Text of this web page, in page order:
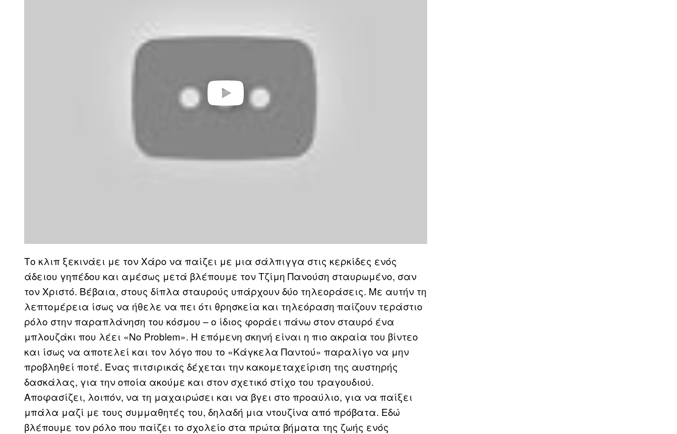
Το κλιπ ξεκινάει με τον Χάρο να παίζει με μια σάλπιγγα στις κερκίδες ενός
άδειου γηπέδου και αμέσως μετά βλέπουμε τον Τζίμη Πανούση σταυρωμένο, σαν
τον Χριστό. Βέβαια, στους δίπλα σταυρούς υπάρχουν δύο τηλεοράσεις. Με αυτήν τη
λεπτομέρεια ίσως να ήθελε να πει ότι θρησκεία και τηλεόραση παίζουν τεράστιο
ρόλο στην παραπλάνηση του κόσμου – ο ίδιος φοράει πάνω στον σταυρό ένα
μπλουζάκι που λέει «No Problem». Η επόμενη σκηνή είναι η πιο ακραία του βίντεο
και ίσως να αποτελεί και τον λόγο που το «Κάγκελα Παντού» παραλίγο να μην
προβληθεί ποτέ. Ένας πιτσιρικάς δέχεται την κακομεταχείριση της αυστηρής
δασκάλας, για την οποία ακούμε και στον σχετικό στίχο του τραγουδιού.
Αποφασίζει, λοιπόν, να τη μαχαιρώσει και να βγει στο προαύλιο, για να παίξει
μπάλα μαζί με τους συμμαθητές του, δηλαδή μια ντουζίνα από πρόβατα. Εδώ
βλέπουμε τον ρόλο που παίζει το σχολείο στα πρώτα βήματα της ζωής ενός